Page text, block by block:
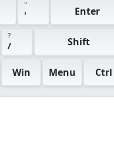
"
' Enter
?
/ Shift
Win Menu Ctrl